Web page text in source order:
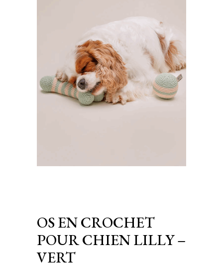
OS EN CROCHET
POUR CHIEN LILLY –
VERT